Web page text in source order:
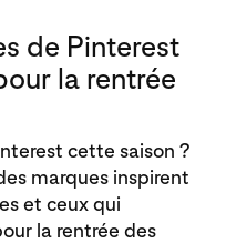
de Pinterest
la rentrée
cette saison ?
marques inspirent
et ceux qui
la rentrée des